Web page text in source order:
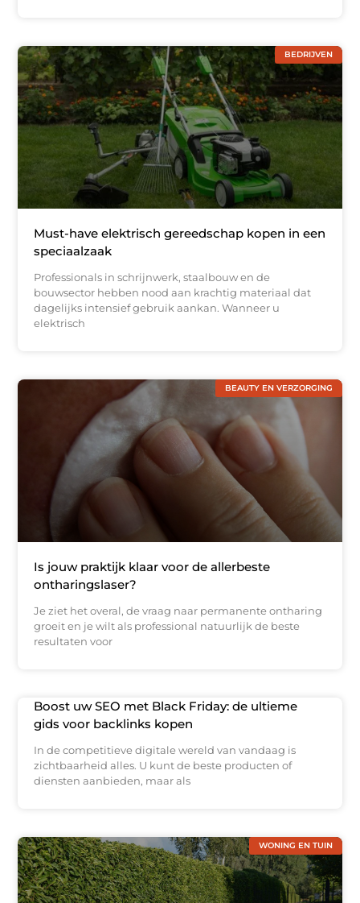
BEDRIJVEN
Must-have elektrisch gereedschap kopen in een
speciaalzaak
Professionals in schrijnwerk, staalbouw en de
bouwsector hebben nood aan krachtig materiaal dat
dagelijks intensief gebruik aankan. Wanneer u
elektrisch
BEAUTY EN VERZORGING
Is jouw praktijk klaar voor de allerbeste
ontharingslaser?
Je ziet het overal, de vraag naar permanente ontharing
groeit en je wilt als professional natuurlijk de beste
resultaten voor
Boost uw SEO met Black Friday: de ultieme
gids voor backlinks kopen
In de competitieve digitale wereld van vandaag is
zichtbaarheid alles. U kunt de beste producten of
diensten aanbieden, maar als
WONING EN TUIN